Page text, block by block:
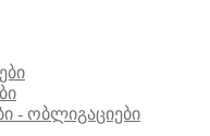
- ობლიგაციები